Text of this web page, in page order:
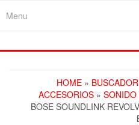
Menu
HOME »
ACCESORIOS » SONIDO
BOSE SOUNDLINK